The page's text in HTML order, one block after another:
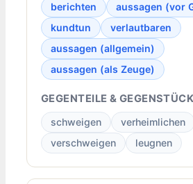
berichten
aussagen (vor
kundtun
verlautbaren
aussagen (allgemein)
aussagen (als Zeuge)
GEGENTEILE &
schweigen
verheimlichen
verschweigen
leugnen